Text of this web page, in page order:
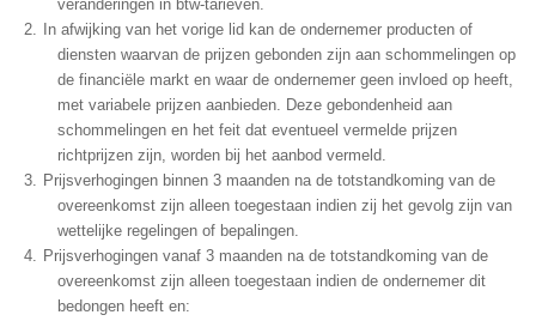
veranderingen in btw-tarieven.
In afwijking van het vorige lid kan de ondernemer producten of
diensten waarvan de prijzen gebonden zijn aan schommelingen op
de financiële markt en waar de ondernemer geen invloed op heeft,
met variabele prijzen aanbieden. Deze gebondenheid aan
schommelingen en het feit dat eventueel vermelde prijzen
richtprijzen zijn, worden bij het aanbod vermeld.
Prijsverhogingen binnen 3 maanden na de totstandkoming van de
overeenkomst zijn alleen toegestaan indien zij het gevolg zijn van
wettelijke regelingen of bepalingen.
Prijsverhogingen vanaf 3 maanden na de totstandkoming van de
overeenkomst zijn alleen toegestaan indien de ondernemer dit
bedongen heeft en: